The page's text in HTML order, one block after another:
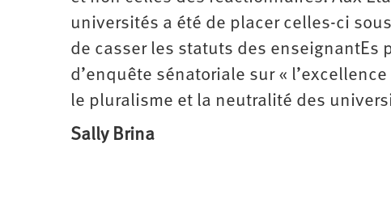
universités a été de placer celles-ci
de casser les statuts des enseignantEs
d’enquête sénatoriale sur «
le pluralisme et la neutralité des
Sally Brina